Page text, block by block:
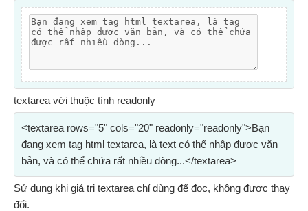
textarea với thuộc tính readonly
<textarea rows="5" cols="20" readonly="readonly">Bạn
đang xem tag html textarea, là text có thể nhập được văn
bản, và có thể chứa rất nhiều dòng...</textarea>
Sử dụng khi giá trị textarea chỉ dùng để đọc, không được thay
đổi.